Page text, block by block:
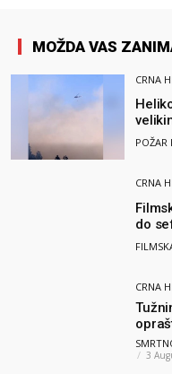
MOŽDA VAS
CRNA
i Air
POŽAR
CRNA
do
CRNA
3